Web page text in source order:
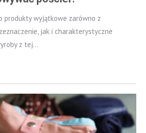
produkty wyjątkowe zarówno z
jak i charakterystyczne
z tej...